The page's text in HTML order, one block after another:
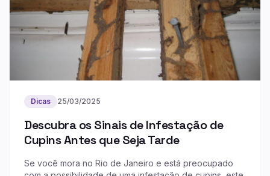
Dicas 25/03/2025
Descubra os Sinais de Infestação de
Cupins Antes que Seja Tarde
Se você mora no Rio de Janeiro e está preocupado